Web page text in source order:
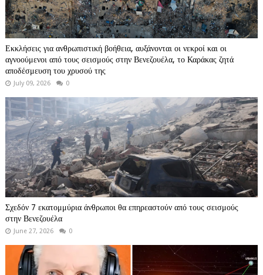
Εκκλήσεις για ανθρωπιστική βοήθεια, αυξάνονται οι νεκροί και οι
αγνοούμενοι από τους σεισμούς στην Βενεζουέλα, το Καράκας ζητά
αποδέσμευση του χρυσού της
July 09, 2026 0
Σχεδόν 7 εκατομμύρια άνθρωποι θα επηρεαστούν από τους σεισμούς
στην Βενεζουέλα
June 27, 2026 0